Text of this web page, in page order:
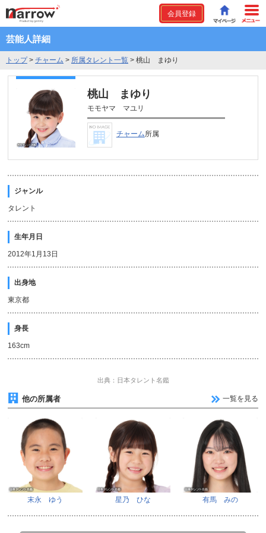
会員登録
芸能人詳細
トップ> チャーム > 所属タレント一覧 > 桃山 まゆり
桃山 まゆり
モモヤマ マユリ
チャーム所属
ジャンル
タレント
生年月日
2012年1月13日
出身地
東京都
身長
163cm
出典：日本タレント名鑑
他の所属者 一覧を見る
末永 ゆう 星乃 ひな 有馬 みの